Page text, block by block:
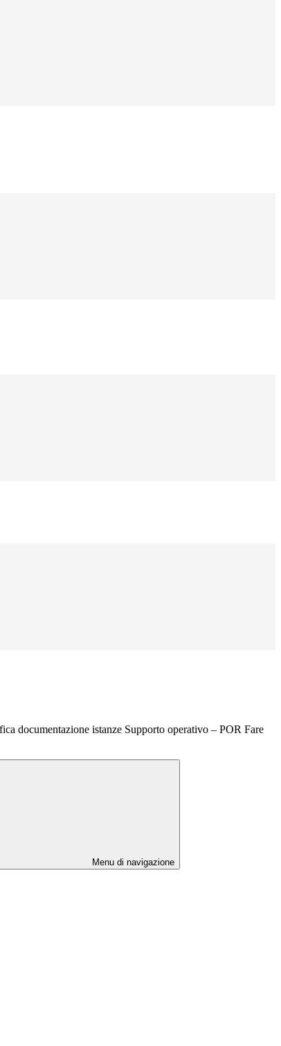
documentazione istanze Supporto operativo – POR Fare
Menu di navigazione